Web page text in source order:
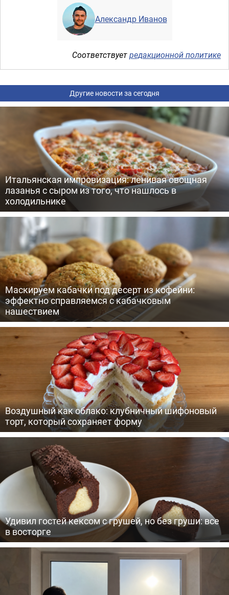
Александр Иванов
Соответствуетредакционной политике
Другие новости за сегодня
Итальянская импровизация: ленивая овощная
лазанья с сыром из того, что нашлось в
холодильнике
Маскируем кабачки под десерт из кофейни:
эффектно справляемся с кабачковым
нашествием
Воздушный как облако: клубничный шифоновый
торт, который сохраняет форму
Удивил гостей кексом с грушей, но без груши: все
в восторге